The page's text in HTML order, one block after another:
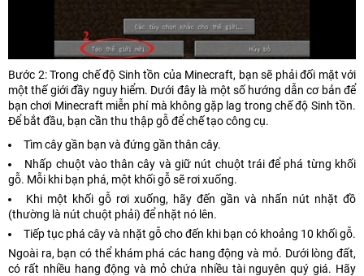
Bước 2: Trong chế độ Sinh tồn của Minecraft, bạn sẽ phải đối mặt với
một thế giới đầy nguy hiểm. Dưới đây là một số hướng dẫn cơ bản để
bạn chơi Minecraft miễn phí mà không gặp lag trong chế độ Sinh tồn.
Để bắt đầu, bạn cần thu thập gỗ để chế tạo công cụ.
Tìm cây gần bạn và đứng gần thân cây.
Nhấp chuột vào thân cây và giữ nút chuột trái để phá từng khối
gỗ. Mỗi khi bạn phá, một khối gỗ sẽ rơi xuống.
Khi một khối gỗ rơi xuống, hãy đến gần và nhấn nút nhặt đồ
(thường là nút chuột phải) để nhặt nó lên.
Tiếp tục phá cây và nhặt gỗ cho đến khi bạn có khoảng 10 khối gỗ.
Ngoài ra, bạn có thể khám phá các hang động và mỏ. Dưới lòng đất,
có rất nhiều hang động và mỏ chứa nhiều tài nguyên quý giá. Hãy